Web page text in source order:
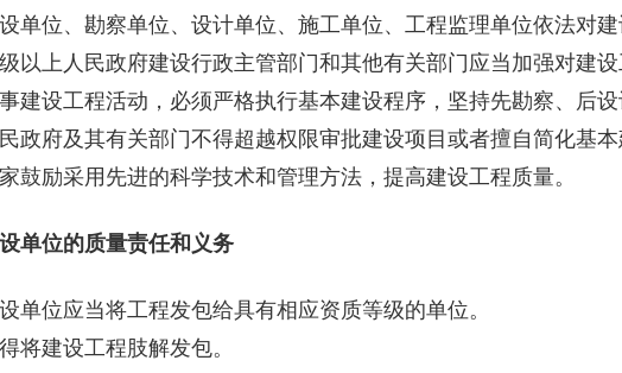
、勘察单位、设计单位、施工单位、工程监理单位依法对建
人民政府建设行政主管部门和其他有关部门应当加强对建设
工程活动，必须严格执行基本建设程序，坚持先勘察、后设
府及其有关部门不得超越权限审批建设项目或者擅自简化基本
采用先进的科学技术和管理方法，提高建设工程质量。
位的质量责任和义务
应当将工程发包给具有相应资质等级的单位。
建设工程肢解发包。